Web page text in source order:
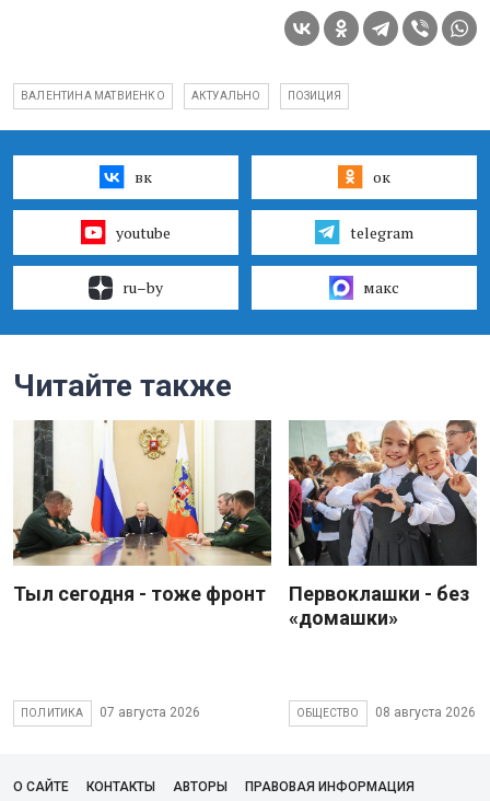
ВАЛЕНТИНА МАТВИЕНКО АКТУАЛЬНО ПОЗИЦИЯ
вк ок
youtube telegram
ru–by макс
Читайте также
Тыл сегодня - тоже фронт
ПОЛИТИКА 07 августа 2026
Первоклашки - без
«домашки»
ОБЩЕСТВО 08 августа 2026
О САЙТЕ КОНТАКТЫ АВТОРЫ ПРАВОВАЯ ИНФОРМАЦИЯ